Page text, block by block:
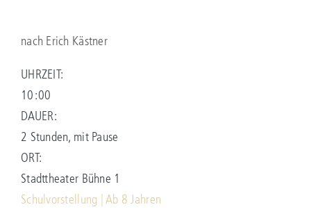
nach Erich Kästner
UHRZEIT:
10:00
DAUER:
2 Stunden, mit Pause
ORT:
Stadttheater Bühne 1
Schulvorstellung | Ab 8 Jahren